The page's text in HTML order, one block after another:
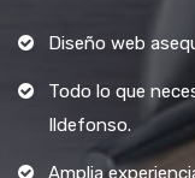
Diseño web
Todo lo que
Ildefonso.
Amplia